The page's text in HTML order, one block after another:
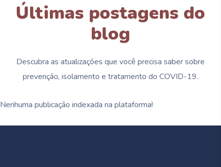
Últimas postagens do
blog
Descubra as atualizações que você precisa saber sobre
prevenção, isolamento e tratamento do COVID-19.
Nenhuma publicação indexada na plataforma!